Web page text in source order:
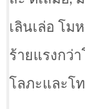
เลินเล่อ โม
ร้ายแรงกว่
โลภะและโ